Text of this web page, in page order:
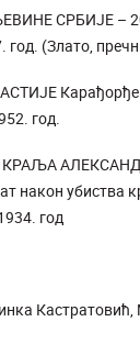
СРБИЈЕ –
год. (Злато,
год.
након убиства
год